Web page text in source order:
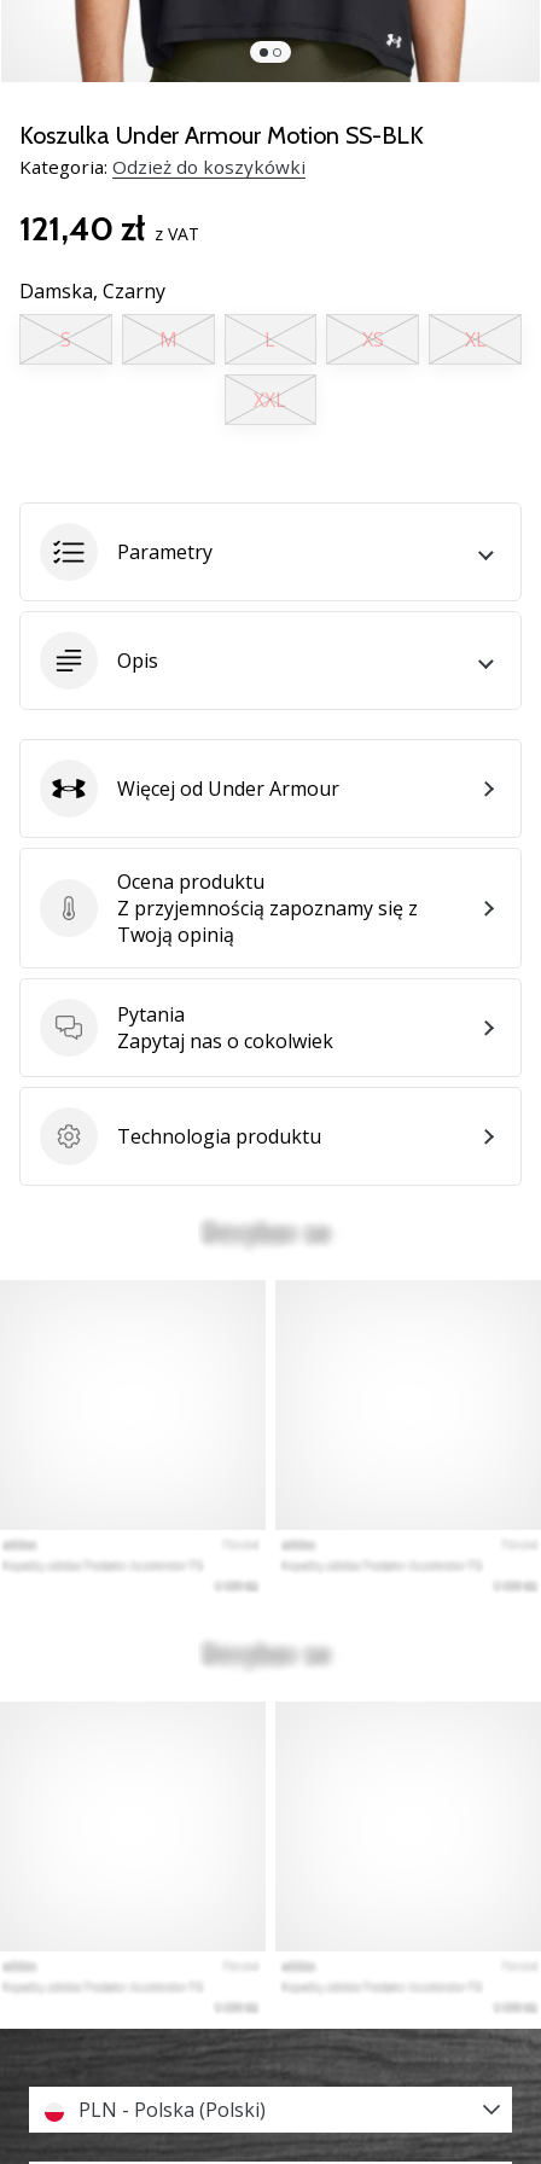
wszystkie
artykuły
Koszulka Under Armour Motion SS-BLK
Kategoria: Odzież do koszykówki
121,40 zł z VAT
Damska, Czarny
S
M L XS XL
XXL
Parametry
Opis
Ocena produktu
Ocena produktu
Z przyjemnością zapoznamy się z
Twoją opinią
Pytania
Pytania
Zapytaj nas o cokolwiek
Technologia produktu
Technologia produktu
Under Armour
Więcej od Under Armour
PLN - Polska (Polski)